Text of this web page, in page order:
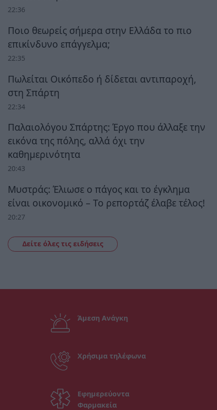
22:36
Ποιο θεωρείς σήμερα στην Ελλάδα το πιο
επικίνδυνο επάγγελμα;
22:35
Πωλείται Οικόπεδο ή δίδεται αντιπαροχή,
στη Σπάρτη
22:34
Παλαιολόγου Σπάρτης: Έργο που άλλαξε την
εικόνα της πόλης, αλλά όχι την
καθημερινότητα
20:43
Μυστράς: Έλιωσε ο πάγος και το έγκλημα
είναι οικονομικό – Το ρεπορτάζ έλαβε τέλος!
20:27
Δείτε όλες τις ειδήσεις
Άμεση Ανάγκη
Χρήσιμα τηλέφωνα
Εφημερεύοντα
Φαρμακεία